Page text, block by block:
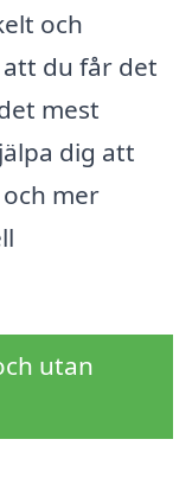
och
du får det
mest
dig att
mer
utan